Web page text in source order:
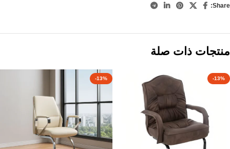
Share:
منتجات ذات صلة
-13%
-13%